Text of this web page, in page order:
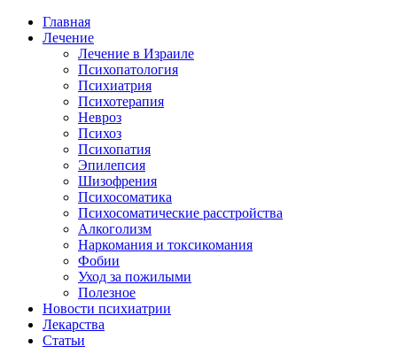
Главная
Лечение
Лечение в Израиле
Психопатология
Психиатрия
Психотерапия
Невроз
Психоз
Психопатия
Эпилепсия
Шизофрения
Психосоматика
Психосоматические расстройства
Алкоголизм
Наркомания и токсикомания
Фобии
Уход за пожилыми
Полезное
Новости психиатрии
Лекарства
Статьи